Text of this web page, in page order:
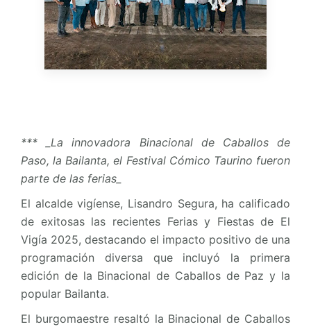
*** _La innovadora Binacional de Caballos de
Paso, la Bailanta, el Festival Cómico Taurino fueron
parte de las ferias_
El alcalde vigíense, Lisandro Segura, ha calificado
de exitosas las recientes Ferias y Fiestas de El
Vigía 2025, destacando el impacto positivo de una
programación diversa que incluyó la primera
edición de la Binacional de Caballos de Paz y la
popular Bailanta.
El burgomaestre resaltó la Binacional de Caballos